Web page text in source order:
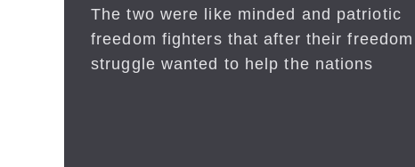
The two were like minded and patriotic
freedom fighters that after their freedom
struggle wanted to help the nations